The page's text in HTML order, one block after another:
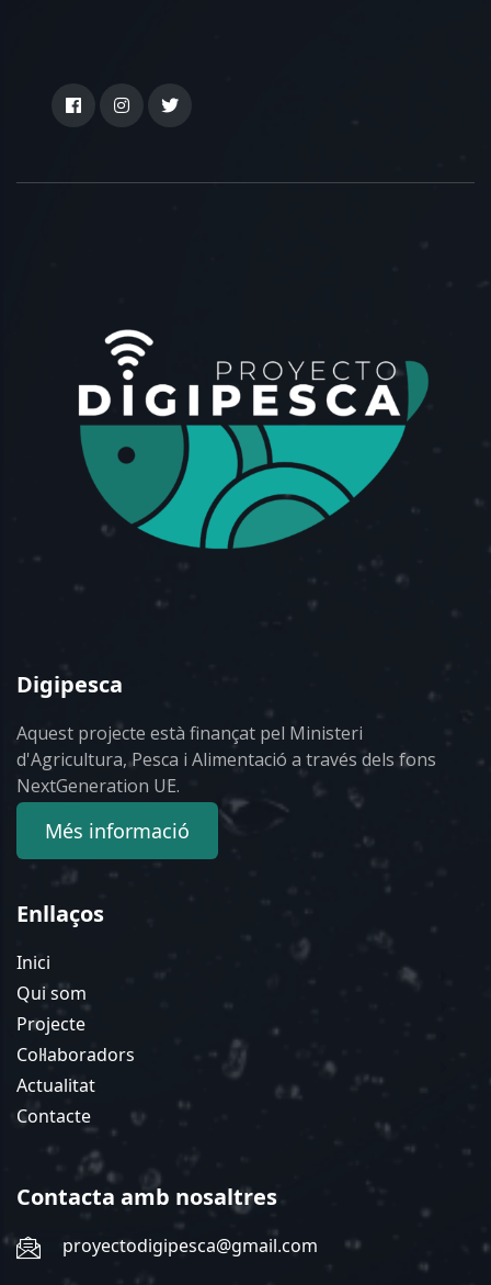
Digipesca
Aquest projecte està finançat pel Ministeri
d'Agricultura, Pesca i Alimentació a través dels fons
NextGeneration UE.
Més informació
Enllaços
Inici
Qui som
Projecte
Col·laboradors
Actualitat
Contacte
Contacta amb nosaltres
proyectodigipesca@gmail.com